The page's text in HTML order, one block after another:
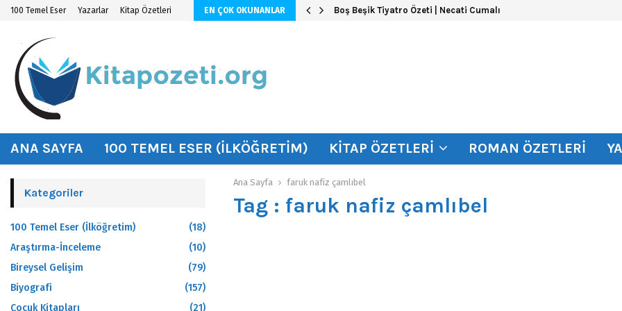
100 Temel Eser Yazarlar Kitap Özetleri EN ÇOK OKUNANLAR
ÖZETİ Boş Beşik Tiyatro Özeti | Necati Cumalı
ANA SAYFA 100 TEMEL ESER (İLKÖĞRETIM) KITAP ÖZETLERI ROMAN ÖZETLERI
Ana Sayfa faruk nafiz çamlıbel
Tag : faruk nafiz çamlıbel
Kategoriler
100 Temel Eser (İlköğretim)
(18)
Araştırma-İnceleme
(10)
Bireysel Gelişim
(79)
Biyografi
(157)
Çocuk Kitapları
(21)